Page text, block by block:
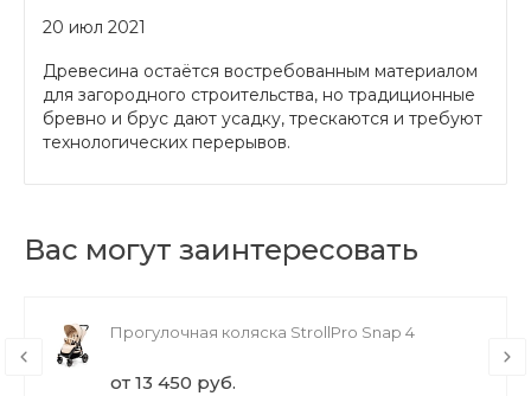
20 июл 2021
Древесина остаётся востребованным материалом
для загородного строительства, но традиционные
бревно и брус дают усадку, трескаются и требуют
технологических перерывов.
Вас могут заинтересовать
Прогулочная коляска StrollPro Snap 4
от 13 450 руб.